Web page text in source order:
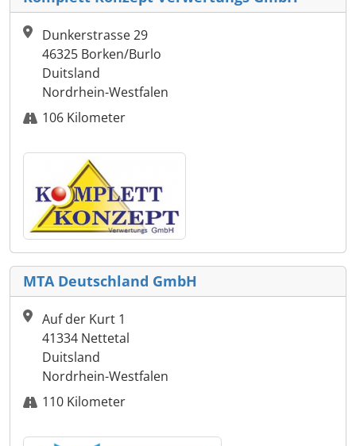
Dunkerstrasse 29
46325 Borken/Burlo
Duitsland
Nordrhein-Westfalen
106 Kilometer
MTA Deutschland GmbH
Auf der Kurt 1
41334 Nettetal
Duitsland
Nordrhein-Westfalen
110 Kilometer